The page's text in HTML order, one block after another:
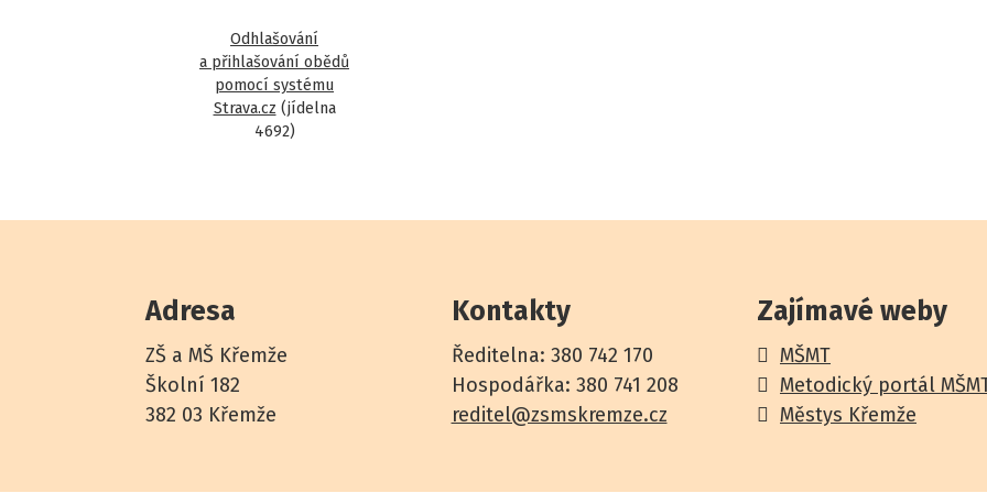
Odhlašování
a přihlašování obědů
pomocí systému
Strava.cz (jídelna
4692)
Adresa
ZŠ a MŠ Křemže
Školní 182
382 03 Křemže
Kontakty
Ředitelna: 380 742 170
Hospodářka: 380 741 208
reditel@zsmskremze.cz
Zajímavé weby
MŠMT
Metodický portál
Městys Křemže